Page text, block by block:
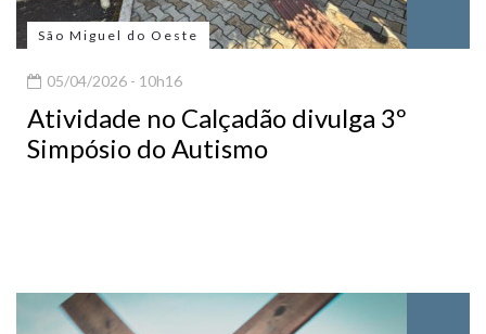
São Miguel do Oeste
05/04/2026 - 10h16
Atividade no Calçadão divulga 3º
Simpósio do Autismo